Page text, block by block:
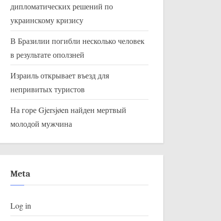
Продление соглашения об
инспекции ядерных объектов
Ирана под вопросом
Uncategorized
дипломатических решений по
украинскому кризису
В Бразилии погибли несколько человек
в результате оползней
Израиль открывает въезд для
непривитых туристов
На горе Gjersjøen найден мертвый
молодой мужчина
Meta
Log in